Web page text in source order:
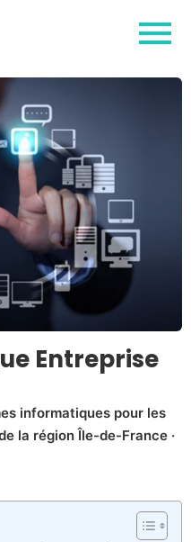
Entreprise
informatiques pour les
la région Île-de-France ·